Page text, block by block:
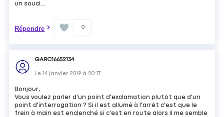
un souci...
Répondre 0
GARC16652134
Le14 janvier 2019 à 20:17
Bonjour,
Vous voulez parler d'un point d'exclamation plutôt que d'un
point d'interrogation ? Si il est allumé à l'arrêt c'est que le
frein à main est enclenché si c'est en route alors il me semble